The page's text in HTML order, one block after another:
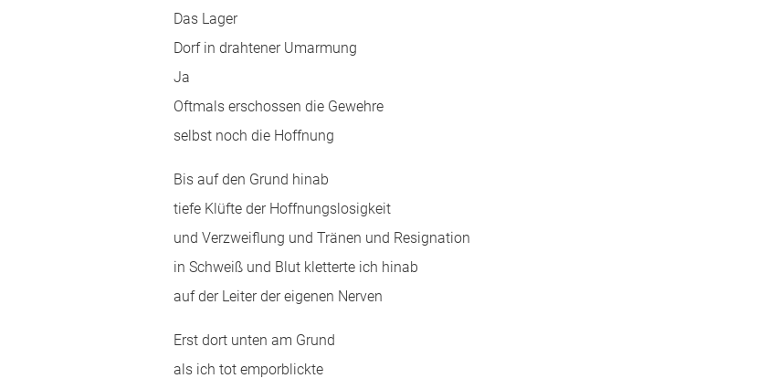
Das Lager
Dorf in drahtener Umarmung
Ja
Oftmals erschossen die Gewehre
selbst noch die Hoffnung
Bis auf den Grund hinab
tiefe Klüfte der Hoffnungslosigkeit
und Verzweiflung und Tränen und Resignation
in Schweiß und Blut kletterte ich hinab
auf der Leiter der eigenen Nerven
Erst dort unten am Grund
als ich tot emporblickte